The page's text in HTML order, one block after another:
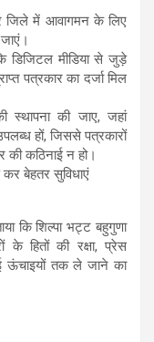
जिले में आवागमन के लिए
डिजिटल मीडिया से जुड़े
पत्रकार का दर्जा मिल
स्थापना की जाए, जहां
हों, जिससे पत्रकारों
की कठिनाई न हो।
बेहतर सुविधाएं
कि शिल्पा भट्ट बहुगुणा
हितों की रक्षा, प्रेस
ऊंचाइयों तक ले जाने का